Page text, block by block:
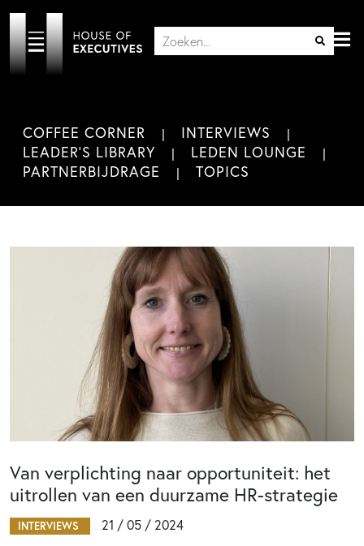
COFFEE CORNER
INTERVIEWS
LEADER'S LIBRARY
LEDEN LOUNGE
PARTNERBIJDRAGE
TOPICS
Van verplichting naar opportuniteit: het
uitrollen van een duurzame HR-strategie
INTERVIEWS 21 / 05 / 2024